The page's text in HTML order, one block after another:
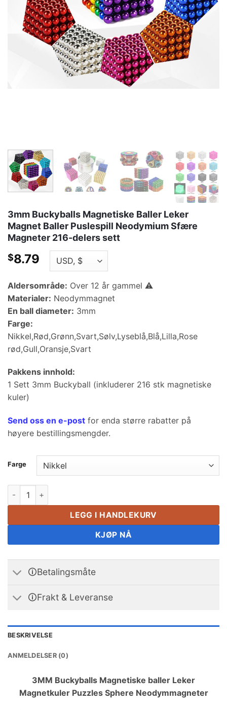
3mm Buckyballs Magnetiske Baller Leker
Magnet Baller Puslespill Neodymium Sfære
Magneter 216-delers sett
$8.79
Aldersområde: Over 12 år gammel ⚠
Materialer: Neodymmagnet
En ball diameter: 3mm
Farge:
Nikkel,Rød,Grønn,Svart,Sølv,Lyseblå,Blå,Lilla,Rose
rød,Gull,Oransje,Svart
Pakkens innhold:
1 Sett 3mm Buckyball (inkluderer 216 stk magnetiske
kuler)
Send oss ​​en e-post for enda større rabatter på
høyere bestillingsmengder.
Farge
3mm Buckyballs Magnetiske Baller Leker Magnet Baller
LEGG I HANDLEKURV
KJØP NÅ
🛈Betalingsmåte
🛈Frakt & Leveranse
BESKRIVELSE
ANMELDELSER (0)
3MM Buckyballs Magnetiske baller Leker
Magnetkuler Puzzles Sphere Neodymmagneter